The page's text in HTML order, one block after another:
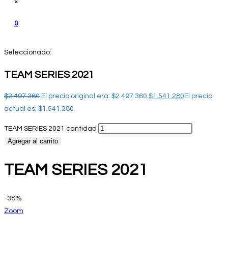
×
0
Seleccionado:
TEAM SERIES 2021
$2.497.360 El precio original era: $2.497.360.$1.541.280 El precio
actual es: $1.541.280.
TEAM SERIES 2021 cantidad
Agregar al carrito
TEAM SERIES 2021
-38%
Zoom